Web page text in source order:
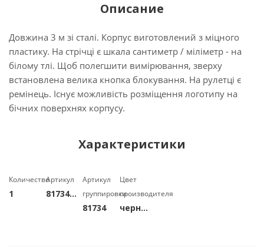
Описание
Довжина 3 м зі сталі. Корпус виготовлений з міцного
пластику. На стрічці є шкала сантиметр / міліметр - на
білому тлі. Щоб полегшити вимірювання, зверху
встановлена ​​велика кнопка блокування. На рулетці є
ремінець. Існує можливість розміщення логотипу на
бічних поверхнях корпусу.
Характеристики
Количество
1
Артикул
8173403
Артикул
группировки
81734
Цвет
производителя
черный_000000